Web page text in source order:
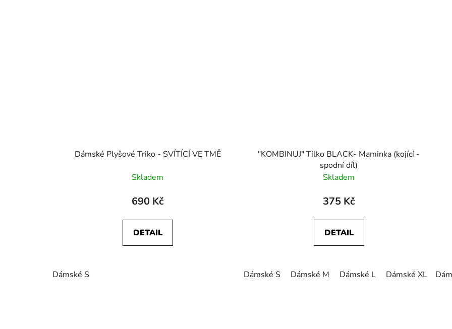
Dámské Plyšové Triko - SVÍTÍCÍ VE TMĚ
Skladem
690 Kč
DETAIL
Dámské S
"KOMBINUJ" Tílko BLACK- Maminka (kojící -
spodní díl)
Skladem
375 Kč
DETAIL
Dámské S Dámské M Dámské L Dámské XL